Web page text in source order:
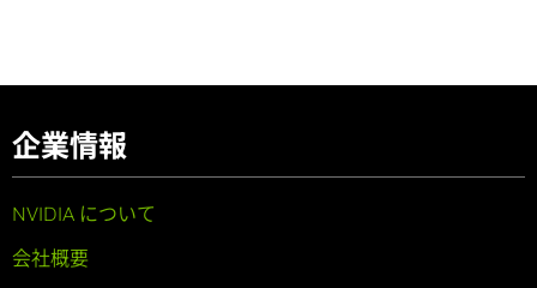
企業情報
NVIDIA について
会社概要